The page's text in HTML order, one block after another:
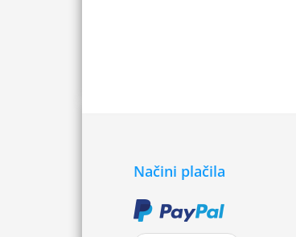
Načini plačila